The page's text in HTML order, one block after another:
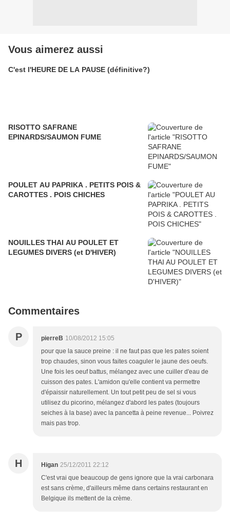
Vous aimerez aussi
C'est l'HEURE DE LA PAUSE (définitive?)
RISOTTO SAFRANE
EPINARDS/SAUMON FUME
POULET AU PAPRIKA . PETITS POIS &
CAROTTES . POIS CHICHES
NOUILLES THAI AU POULET ET
LEGUMES DIVERS (et D'HIVER)
Commentaires
P pierreB 10/08/2012 15:05
pour que la sauce preine : il ne faut pas que les pates soient
trop chaudes, sinon vous faites coaguler le jaune des oeufs.
Une fois les oeuf battus, mélangez avec une cuiller d'eau de
cuisson des pates. L'amidon qu'elle contient va permettre
d'épaissir naturellement. Un tout petit peu de sel si vous
utilisez du picorino, mélangez d'abord les pates (toujours
seiches à la base) avec la pancetta à peine revenue... Poivrez
mais pas trop.
H Higan 25/12/2011 22:12
C'est vrai que beaucoup de gens ignore que la vrai carbonara
est sans crème, d'ailleurs même dans certains restaurant en
Belgique ils mettent de la crème.